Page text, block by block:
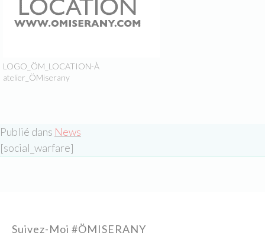
LOGO_ÖM_LOCATION-À
atelier_ÖMiserany
Publié dans News
[social_warfare]
Suivez-Moi #ÖMISERANY